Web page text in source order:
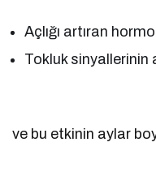
Açlığı artıran
Tokluk sinyallerinin
ve bu etkinin aylar